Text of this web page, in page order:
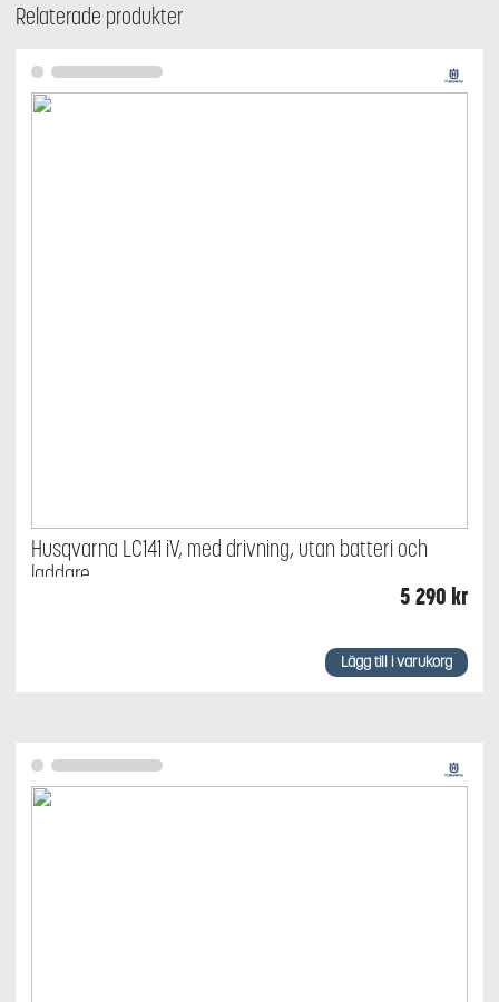
Relaterade produkter
Husqvarna LC141 iV, med drivning, utan batteri och
laddare
5 290 kr
Lägg till i varukorg